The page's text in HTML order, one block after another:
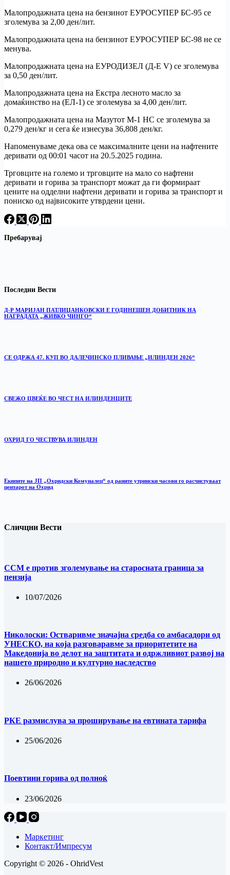
Малопродажната цена на бензинот ЕУРОСУПЕР БС-95 се
зголемува за 2,00 ден/лит.
Малопродажната цена на бензинот ЕУРОСУПЕР БС-98 не се
менува.
Малопродажната цена на ЕУРОДИЗЕЛ (Д-Е V) се зголемува
за 0,50 ден/лит.
Малопродажната цена на Екстра лесното масло за
домаќинство на (ЕЛ-1) се зголемува за 4,00 ден/лит.
Малопродажната цена на Мазутот М-1 НС се зголемува за
0,279 ден/кг и сега ќе изнесува 36,808 ден/кг.
Напоменуваме дека ова се максималните цени на нафтените
деривати од 00:01 часот на 20.5.2025 година.
Трговците на големо и трговците на мало со нафтени
деривати и горива за транспорт можат да ги формираат
цените на одделни нафтени деривати и горива за транспорт и
пониско од највисоките утврдени цени.
Пребарувај
Последни Вести
Д-Р МАРИЈАН ПАТЛИЏАНКОВСКИ Е ГОДИНЕШЕН ДОБИТНИК НА
НАГРАДАТА „ЖИВКО ЧИНГО“
СЕ ОДРЖА 47. КУП ВО ДАЛЕЧИНСКО ПЛИВАЊЕ „ИЛИНДЕН 2026“
‎СВЕЖО ЦВЕЌЕ ВО ЧЕСТ НА ИЛИНДЕНЦИТЕ
ОХРИД ГО ЧЕСТВУВА ИЛИНДЕН
Екипите на ЈП „Охридски Комуналец“ од раните утрински часови го расчистуваат
центарот на Охрид
Сличцни Вести
ССМ е против зголемување на старосната граница за
пензија
10/07/2026
Николоски: Остваривме значајна средба со амбасадори од
УНЕСКО, на која разговаравме за приоритетите на
Македонија во делот на заштитата и одржливиот развој на
нашето природно и културно наследство
26/06/2026
РКЕ размислува за проширување на евтината тарифа
25/06/2026
Поевтини горива од полноќ
23/06/2026
Маркетинг
Контакт/Импресум
Copyright © 2026 - OhridVest